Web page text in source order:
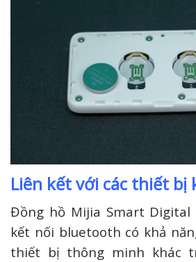
Liên kết với các thiết bị
Đồng hồ Mijia Smart Digital
kết nối bluetooth có khả
thiết bị thông minh khác